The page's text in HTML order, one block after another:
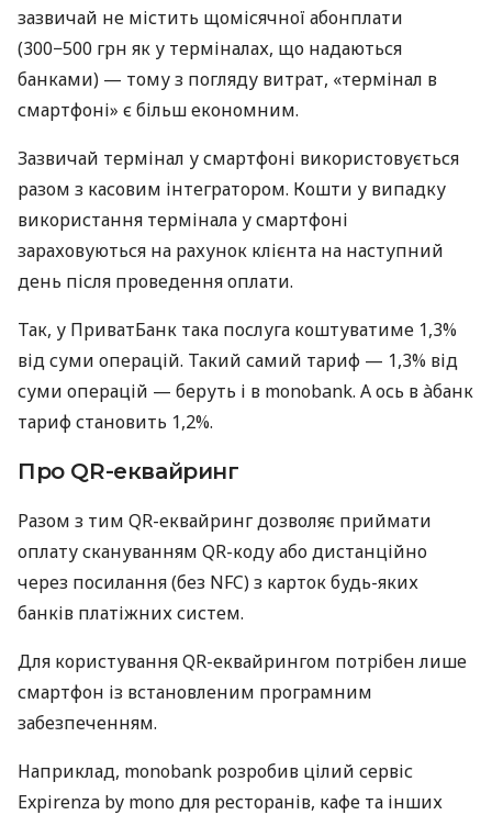
зазвичай не містить щомісячної абонплати
(300−500 грн як у терміналах, що надаються
банками) — тому з погляду витрат, «термінал в
смартфоні» є більш економним.
Зазвичай термінал у смартфоні використовується
разом з касовим інтегратором. Кошти у випадку
використання термінала у смартфоні
зараховуються на рахунок клієнта на наступний
день після проведення оплати.
Так, у ПриватБанк така послуга коштуватиме 1,3%
від суми операцій. Такий самий тариф — 1,3% від
суми операцій — беруть і в monobank. А ось в àбанк
тариф становить 1,2%.
Про QR-еквайринг
Разом з тим QR-еквайринг дозволяє приймати
оплату скануванням QR-коду або дистанційно
через посилання (без NFC) з карток будь-яких
банків платіжних систем.
Для користування QR-еквайрингом потрібен лише
смартфон із встановленим програмним
забезпеченням.
Наприклад, monobank розробив цілий сервіс
Expirenza by mono для ресторанів, кафе та інших